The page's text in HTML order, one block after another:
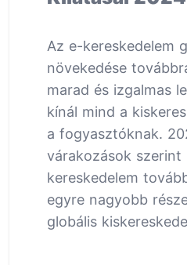
Az e-kereskedelem
növekedése
marad és izgalmas
kínál mind a
a fogyasztóknak.
várakozások szerint
kereskedelem
egyre nagyobb
globális